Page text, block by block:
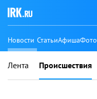
Новости СтатьиАфишаФото
Лента Происшествия